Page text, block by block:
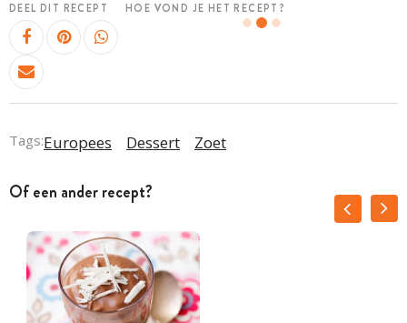
DEEL DIT RECEPT HOE VOND JE HET RECEPT?
Tags:Europees Dessert Zoet
Of een ander recept?